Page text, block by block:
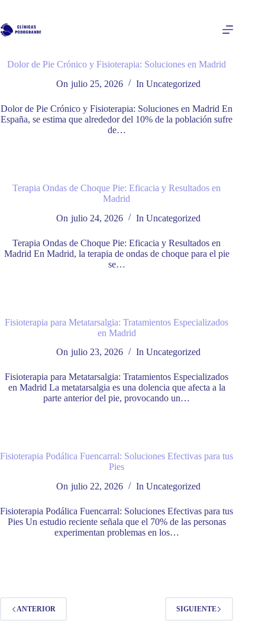
contenido
Dolor de Pie Crónico y Fisioterapia: Soluciones en Madrid
On julio 25, 2026 In Uncategorized
Dolor de Pie Crónico y Fisioterapia: Soluciones en Madrid En
España, se estima que alrededor del 10% de la población sufre
de…
Terapia Ondas de Choque Pie: Eficacia y Resultados en
Madrid
On julio 24, 2026 In Uncategorized
Terapia Ondas de Choque Pie: Eficacia y Resultados en
Madrid En Madrid, la terapia de ondas de choque para el pie
se…
Fisioterapia para Metatarsalgia: Tratamientos Especializados
en Madrid
On julio 23, 2026 In Uncategorized
Fisioterapia para Metatarsalgia: Tratamientos Especializados
en Madrid La metatarsalgia es una dolencia que afecta a la
parte anterior del pie, provocando un…
Fisioterapia Podálica Fuencarral: Soluciones Efectivas para tus
Pies
On julio 22, 2026 In Uncategorized
Fisioterapia Podálica Fuencarral: Soluciones Efectivas para tus
Pies Un estudio reciente señala que el 70% de las personas
experimentan problemas en los…
ANTERIOR SIGUIENTE